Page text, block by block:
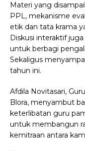
Materi yang
PPL, mekanisme
etik dan tata krama
Diskusi interaktif
untuk berbagi
Sekaligus
tahun ini.
Afdila Novitasari,
Blora, menyambut
keterlibatan guru
untuk membangun
kemitraan antara